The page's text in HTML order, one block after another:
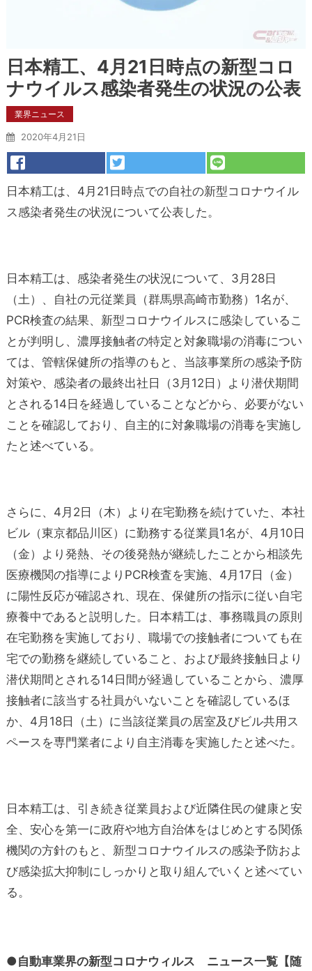
日本精工、4月21日時点の新型コロ
ナウイルス感染者発生の状況の公表
業界ニュース
2020年4月21日
日本精工は、4月21日時点での自社の新型コロナウイル
ス感染者発生の状況について公表した。
日本精工は、感染者発生の状況について、3月28日
（土）、自社の元従業員（群馬県高崎市勤務）1名が、
PCR検査の結果、新型コロナウイルスに感染しているこ
とが判明し、濃厚接触者の特定と対象職場の消毒につい
ては、管轄保健所の指導のもと、当該事業所の感染予防
対策や、感染者の最終出社日（3月12日）より潜伏期間
とされる14日を経過していることなどから、必要がない
ことを確認しており、自主的に対象職場の消毒を実施し
たと述べている。
さらに、4月2日（木）より在宅勤務を続けていた、本社
ビル（東京都品川区）に勤務する従業員1名が、4月10日
（金）より発熱、その後発熱が継続したことから相談先
医療機関の指導によりPCR検査を実施、4月17日（金）
に陽性反応が確認され、現在、保健所の指示に従い自宅
療養中であると説明した。日本精工は、事務職員の原則
在宅勤務を実施しており、職場での接触者についても在
宅での勤務を継続していること、および最終接触日より
潜伏期間とされる14日間が経過していることから、濃厚
接触者に該当する社員がいないことを確認しているほ
か、4月18日（土）に当該従業員の居室及びビル共用ス
ペースを専門業者により自主消毒を実施したと述べた。
日本精工は、引き続き従業員および近隣住民の健康と安
全、安心を第一に政府や地方自治体をはじめとする関係
機関の方針のもと、新型コロナウイルスの感染予防およ
び感染拡大抑制にしっかりと取り組んでいくと述べてい
る。
●自動車業界の新型コロナウィルス ニュース一覧【随